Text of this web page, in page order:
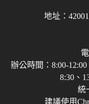
地址：
辦公時間：8:00-
8:30、
統
建議使用